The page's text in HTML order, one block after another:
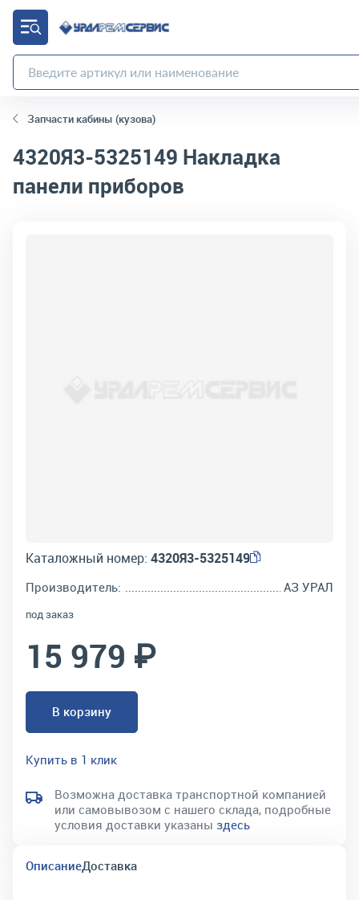
Запчасти кабины (кузова)
4320Я3-5325149 Накладка
панели приборов
Каталожный номер: 4320Я3-5325149
Производитель: АЗ УРАЛ
под заказ
15 979 ₽
В корзину
Купить в 1 клик
Возможна доставка транспортной компанией
или самовывозом с нашего склада, подробные
условия доставки указаны здесь
ОписаниеДоставка